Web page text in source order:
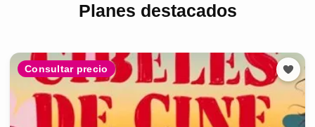
Planes destacados
Consultar precio